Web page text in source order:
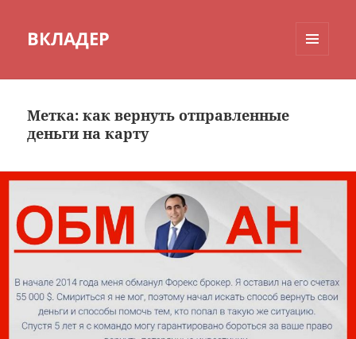
ВКЛАДЕР
Метка:как вернуть отправленные
деньги на карту